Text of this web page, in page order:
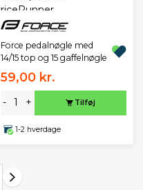
Force pedalnøgle med
14/15 top og 15 gaffelnøgle
59,00 kr.
- + Tilføj
1-2 hverdage